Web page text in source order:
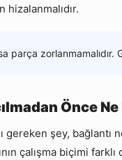
hizalanmalıdır.
parça
Önce
gereken şey,
çalışma biçimi